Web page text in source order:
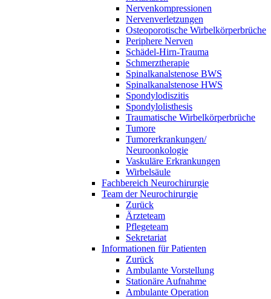
Nervenkompressionen
Nervenverletzungen
Osteoporotische Wirbelkörperbrüche
Periphere Nerven
Schädel-Hirn-Trauma
Schmerztherapie
Spinalkanalstenose BWS
Spinalkanalstenose HWS
Spondylodiszitis
Spondylolisthesis
Traumatische Wirbelkörperbrüche
Tumore
Tumorerkrankungen/
Neuroonkologie
Vaskuläre Erkrankungen
Wirbelsäule
Fachbereich Neurochirurgie
Team der Neurochirurgie
Zurück
Ärzteteam
Pflegeteam
Sekretariat
Informationen für Patienten
Zurück
Ambulante Vorstellung
Stationäre Aufnahme
Ambulante Operation